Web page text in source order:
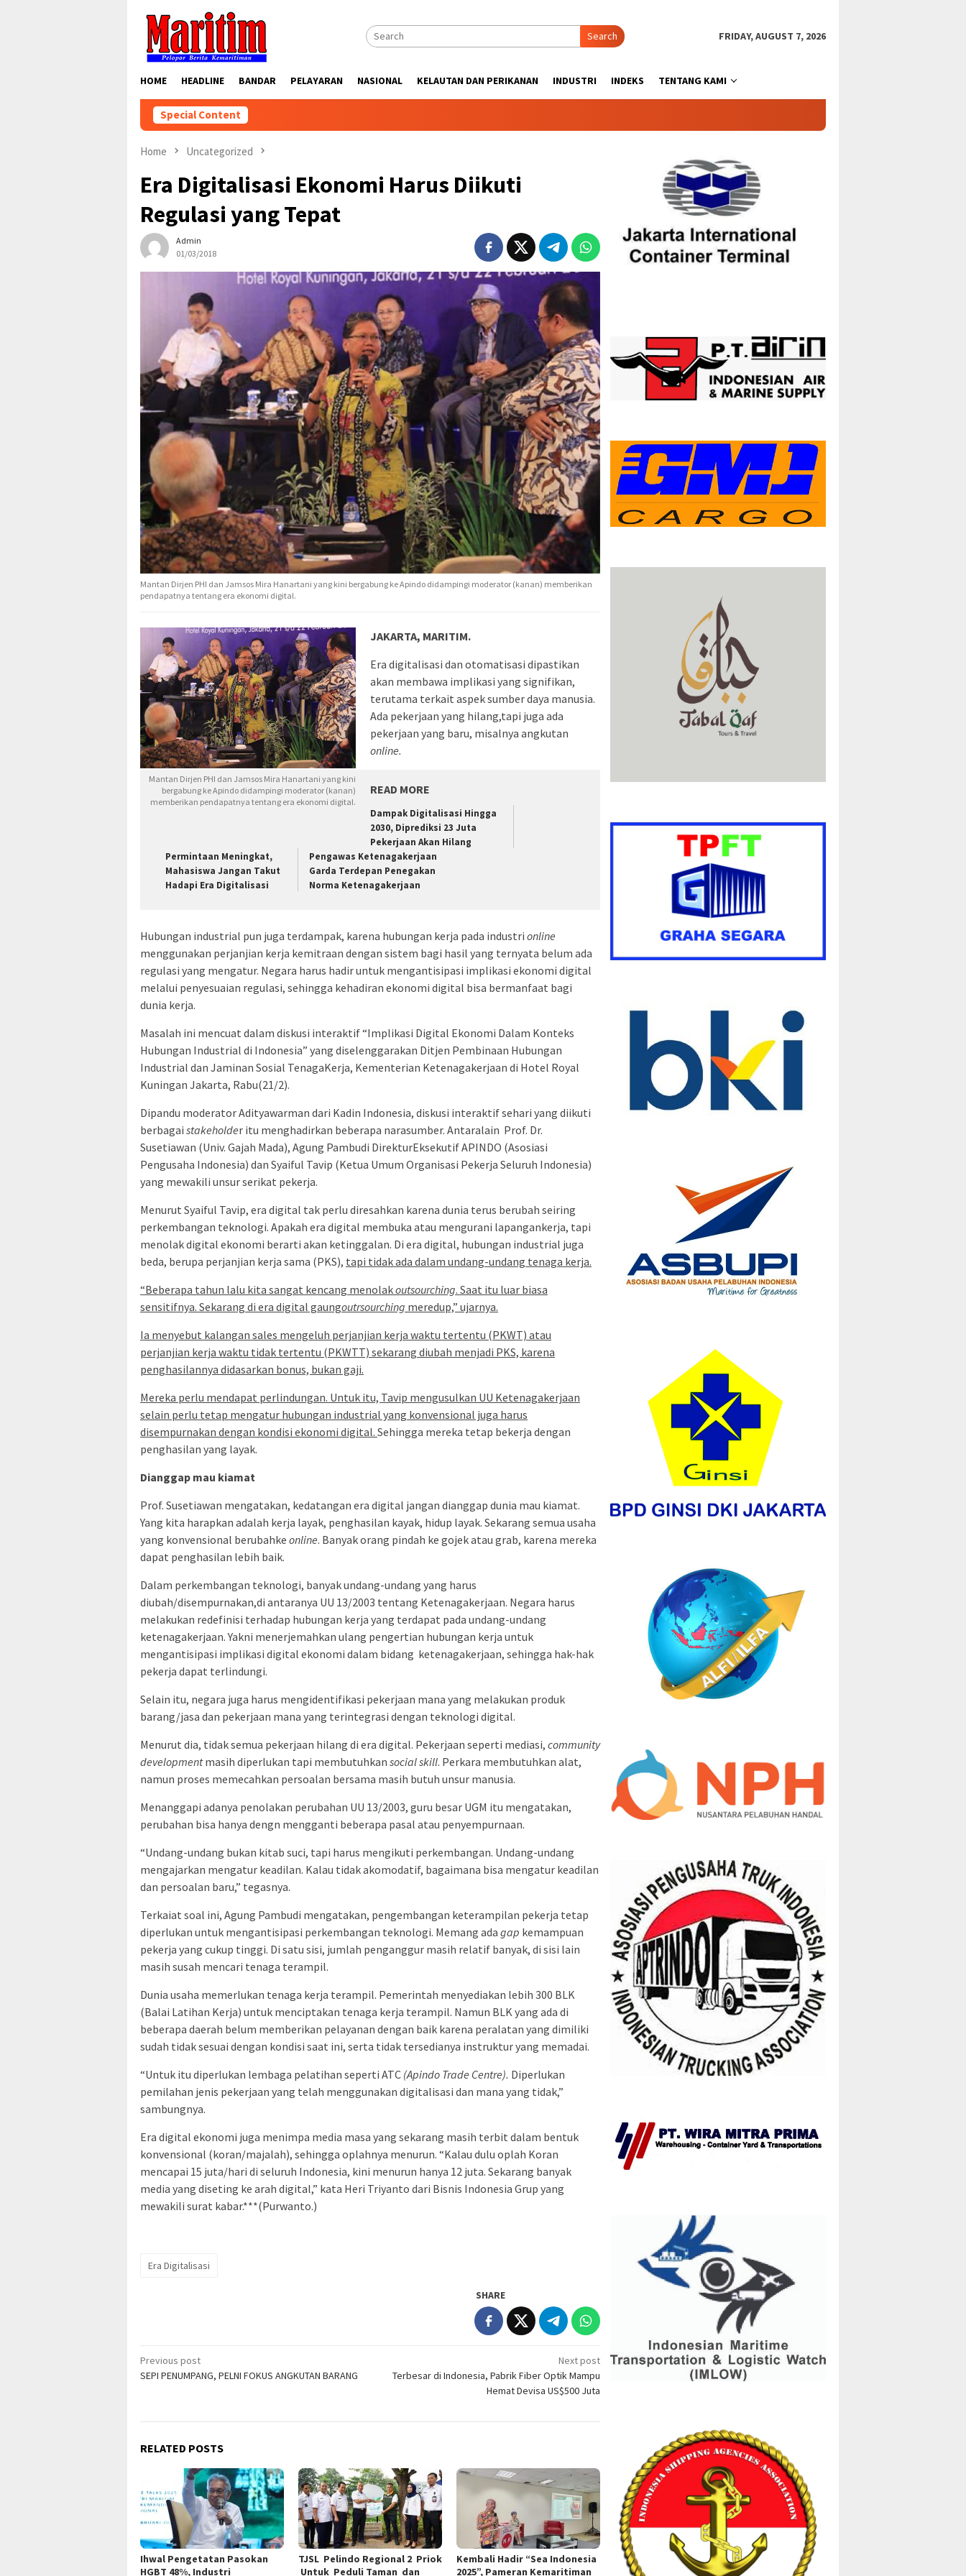
content
Search FRIDAY, AUGUST 7, 2026
HOME HEADLINE BANDAR PELAYARAN NASIONAL KELAUTAN DAN PERIKANAN INDUSTRI INDEKS TENTANG KAMI
Special Content
Home Uncategorized
Era Digitalisasi Ekonomi Harus Diikuti
Regulasi yang Tepat
Admin
01/03/2018
Mantan Dirjen PHI dan Jamsos Mira Hanartani yang kini bergabung ke Apindo didampingi moderator (kanan) memberikan
pendapatnya tentang era ekonomi digital.
Mantan Dirjen PHI dan Jamsos Mira Hanartani yang kini
bergabung ke Apindo didampingi moderator (kanan)
memberikan pendapatnya tentang era ekonomi digital.
JAKARTA, MARITIM.
Era digitalisasi dan otomatisasi dipastikan
akan membawa implikasi yang signifikan,
terutama terkait aspek sumber daya manusia.
Ada pekerjaan yang hilang,tapi juga ada
pekerjaan yang baru, misalnya angkutan
online.
READ MORE
Dampak Digitalisasi Hingga
2030, Diprediksi 23 Juta
Pekerjaan Akan Hilang
Permintaan Meningkat,
Mahasiswa Jangan Takut
Hadapi Era Digitalisasi
Pengawas Ketenagakerjaan
Garda Terdepan Penegakan
Norma Ketenagakerjaan
Hubungan industrial pun juga terdampak, karena hubungan kerja pada industri online
menggunakan perjanjian kerja kemitraan dengan sistem bagi hasil yang ternyata belum ada
regulasi yang mengatur. Negara harus hadir untuk mengantisipasi implikasi ekonomi digital
melalui penyesuaian regulasi, sehingga kehadiran ekonomi digital bisa bermanfaat bagi
dunia kerja.
Masalah ini mencuat dalam diskusi interaktif “Implikasi Digital Ekonomi Dalam Konteks
Hubungan Industrial di Indonesia” yang diselenggarakan Ditjen Pembinaan Hubungan
Industrial dan Jaminan Sosial TenagaKerja, Kementerian Ketenagakerjaan di Hotel Royal
Kuningan Jakarta, Rabu(21/2).
Dipandu moderator Adityawarman dari Kadin Indonesia, diskusi interaktif sehari yang diikuti
berbagai stakeholder itu menghadirkan beberapa narasumber. Antaralain Prof. Dr.
Susetiawan (Univ. Gajah Mada), Agung Pambudi DirekturEksekutif APINDO (Asosiasi
Pengusaha Indonesia) dan Syaiful Tavip (Ketua Umum Organisasi Pekerja Seluruh Indonesia)
yang mewakili unsur serikat pekerja.
Menurut Syaiful Tavip, era digital tak perlu diresahkan karena dunia terus berubah seiring
perkembangan teknologi. Apakah era digital membuka atau mengurani lapangankerja, tapi
menolak digital ekonomi berarti akan ketinggalan. Di era digital, hubungan industrial juga
beda, berupa perjanjian kerja sama (PKS), tapi tidak ada dalam undang-undang tenaga kerja.
“Beberapa tahun lalu kita sangat kencang menolakoutsourching. Saat itu luar biasa
sensitifnya. Sekarang di era digital gaungoutrsourching meredup,” ujarnya.
Ia menyebut kalangan sales mengeluh perjanjian kerja waktu tertentu (PKWT) atau
perjanjian kerja waktu tidak tertentu (PKWTT) sekarang diubah menjadi PKS, karena
penghasilannya didasarkan bonus, bukan gaji.
Mereka perlu mendapat perlindungan. Untuk itu, Tavip mengusulkan UU Ketenagakerjaan
selain perlu tetap mengatur hubungan industrial yang konvensional juga harus
disempurnakan dengan kondisi ekonomi digital. Sehingga mereka tetap bekerja dengan
penghasilan yang layak.
Dianggap mau kiamat
Prof. Susetiawan mengatakan, kedatangan era digital jangan dianggap dunia mau kiamat.
Yang kita harapkan adalah kerja layak, penghasilan kayak, hidup layak. Sekarang semua usaha
yang konvensional berubahke online. Banyak orang pindah ke gojek atau grab, karena mereka
dapat penghasilan lebih baik.
Dalam perkembangan teknologi, banyak undang-undang yang harus
diubah/disempurnakan,di antaranya UU 13/2003 tentang Ketenagakerjaan. Negara harus
melakukan redefinisi terhadap hubungan kerja yang terdapat pada undang-undang
ketenagakerjaan. Yakni menerjemahkan ulang pengertian hubungan kerja untuk
mengantisipasi implikasi digital ekonomi dalam bidang ketenagakerjaan, sehingga hak-hak
pekerja dapat terlindungi.
Selain itu, negara juga harus mengidentifikasi pekerjaan mana yang melakukan produk
barang/jasa dan pekerjaan mana yang terintegrasi dengan teknologi digital.
Menurut dia, tidak semua pekerjaan hilang di era digital. Pekerjaan seperti mediasi, community
developmentmasih diperlukan tapi membutuhkan social skill. Perkara membutuhkan alat,
namun proses memecahkan persoalan bersama masih butuh unsur manusia.
Menanggapi adanya penolakan perubahan UU 13/2003, guru besar UGM itu mengatakan,
perubahan bisa hanya dengn mengganti beberapa pasal atau penyempurnaan.
“Undang-undang bukan kitab suci, tapi harus mengikuti perkembangan. Undang-undang
mengajarkan mengatur keadilan. Kalau tidak akomodatif, bagaimana bisa mengatur keadilan
dan persoalan baru,” tegasnya.
Terkaiat soal ini, Agung Pambudi mengatakan, pengembangan keterampilan pekerja tetap
diperlukan untuk mengantisipasi perkembangan teknologi. Memang ada gap kemampuan
pekerja yang cukup tinggi. Di satu sisi, jumlah penganggur masih relatif banyak, di sisi lain
masih susah mencari tenaga terampil.
Dunia usaha memerlukan tenaga kerja terampil. Pemerintah menyediakan lebih 300 BLK
(Balai Latihan Kerja) untuk menciptakan tenaga kerja terampil. Namun BLK yang ada di
beberapa daerah belum memberikan pelayanan dengan baik karena peralatan yang dimiliki
sudah tidak sesuai dengan kondisi saat ini, serta tidak tersedianya instruktur yang memadai.
“Untuk itu diperlukan lembaga pelatihan seperti ATC (Apindo Trade Centre). Diperlukan
pemilahan jenis pekerjaan yang telah menggunakan digitalisasi dan mana yang tidak,”
sambungnya.
Era digital ekonomi juga menimpa media masa yang sekarang masih terbit dalam bentuk
konvensional (koran/majalah), sehingga oplahnya menurun. “Kalau dulu oplah Koran
mencapai 15 juta/hari di seluruh Indonesia, kini menurun hanya 12 juta. Sekarang banyak
media yang diseting ke arah digital,” kata Heri Triyanto dari Bisnis Indonesia Grup yang
mewakili surat kabar.***(Purwanto.)
Era Digitalisasi
SHARE
Post
navigation
Previous post
SEPI PENUMPANG, PELNI FOKUS ANGKUTAN BARANG
Next post
Terbesar di Indonesia, Pabrik Fiber Optik Mampu
Hemat Devisa US$500 Juta
RELATED POSTS
Ihwal Pengetatan Pasokan
HGBT 48%, Industri
TJSL Pelindo Regional 2 Priok
Untuk Peduli Taman dan
Kembali Hadir “Sea Indonesia
2025”, Pameran Kemaritiman